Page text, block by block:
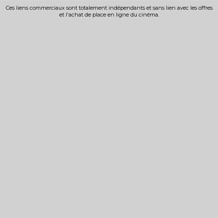
Ces liens commerciaux sont totalement indépendants et sans lien avec les offres
et l'achat de place en ligne du cinéma.